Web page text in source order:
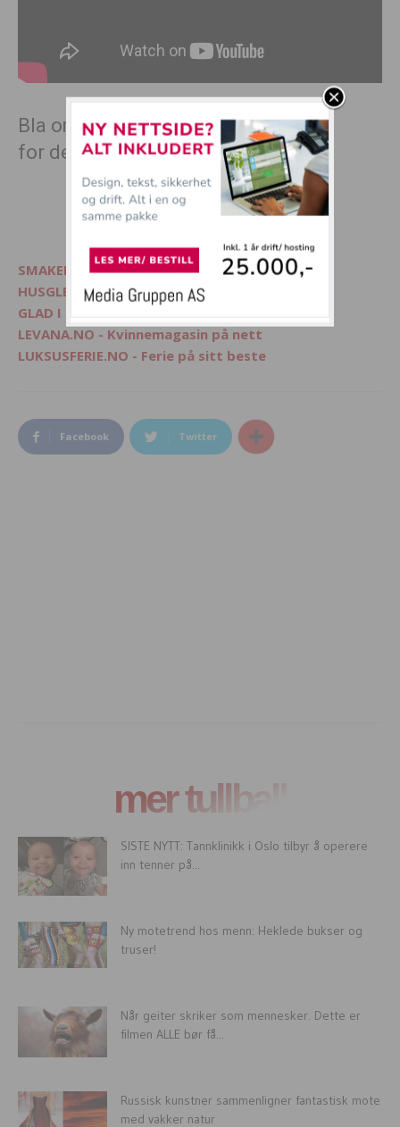
Bla om til side 2,
for de største brølerne
1
SMAKELIG - Mat, interiør og livsglede
HUSGLEDE.NO - Finn lekre matoppskrifter
GLAD I DYR? - Besøk Morsommedyr.no
LEVANA.NO - Kvinnemagasin på nett
LUKSUSFERIE.NO - Ferie på sitt beste
Facebook Twitter
mer tullball
SISTE NYTT: Tannklinikk i Oslo tilbyr å operere
inn tenner på...
Ny motetrend hos menn: Heklede bukser og
truser!
Når geiter skriker som mennesker. Dette er
filmen ALLE bør få...
Russisk kunstner sammenligner fantastisk mote
med vakker natur